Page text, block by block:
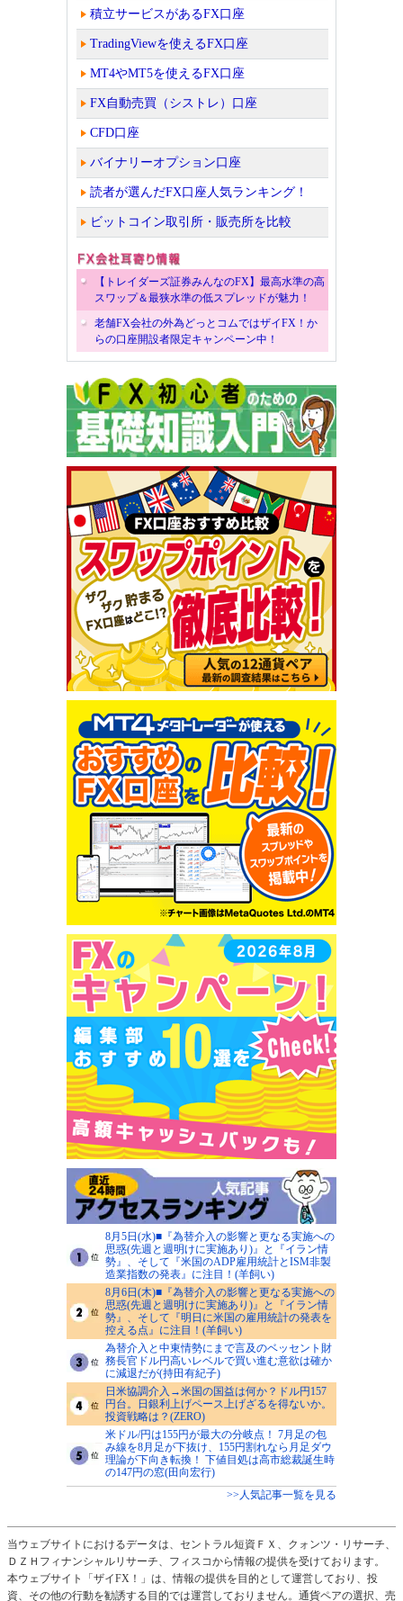
積立サービスがあるFX口座
TradingViewを使えるFX口座
MT4やMT5を使えるFX口座
FX自動売買（シストレ）口座
CFD口座
バイナリーオプション口座
読者が選んだFX口座人気ランキング！
ビットコイン取引所・販売所を比較
【トレイダーズ証券みんなのFX】最高水準の高
スワップ＆最狭水準の低スプレッドが魅力！
老舗FX会社の外為どっとコムではザイFX！か
らの口座開設者限定キャンペーン中！
8月5日(水)■『為替介入の影響と更なる実施への
思惑(先週と週明けに実施あり)』と『イラン情
勢』、そして『米国のADP雇用統計とISM非製
造業指数の発表』に注目！(羊飼い)
8月6日(木)■『為替介入の影響と更なる実施への
思惑(先週と週明けに実施あり)』と『イラン情
勢』、そして『明日に米国の雇用統計の発表を
控える点』に注目！(羊飼い)
為替介入と中東情勢にまで言及のベッセント財
務長官ドル円高いレベルで買い進む意欲は確か
に減退だが(持田有紀子)
日米協調介入→米国の国益は何か？ドル円157
円台。日銀利上げペース上げざるを得ないか。
投資戦略は？(ZERO)
米ドル/円は155円が最大の分岐点！ 7月足の包
み線を8月足が下抜け、155円割れなら月足ダウ
理論が下向き転換！ 下値目処は高市総裁誕生時
の147円の窓(田向宏行)
>>人気記事一覧を見る
当ウェブサイトにおけるデータは、セントラル短資ＦＸ、クォンツ・リサーチ、
ＤＺＨフィナンシャルリサーチ、フィスコから情報の提供を受けております。
本ウェブサイト「ザイFX！」は、情報の提供を目的として運営しており、投
資、その他の行動を勧誘する目的では運営しておりません。通貨ペアの選択、売